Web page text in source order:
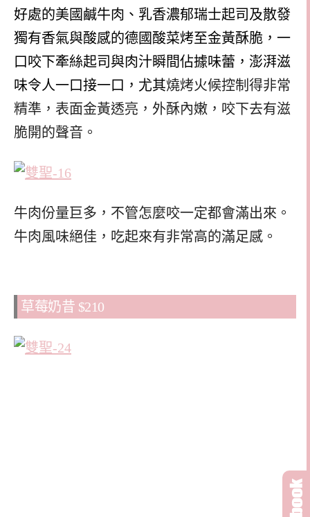
好處的美國鹹牛肉、乳香濃郁瑞士起司及散發
獨有香氣與酸感的德國酸菜烤至金黃酥脆，一
口咬下牽絲起司與肉汁瞬間佔據味蕾，澎湃滋
味令人一口接一口，尤其燒烤火候控制得非常
精準，表面金黃透亮，外酥內嫩，咬下去有滋
脆開的聲音。
牛肉份量巨多，不管怎麼咬一定都會滿出來。
牛肉風味絕佳，吃起來有非常高的滿足感。
草莓奶昔 $210